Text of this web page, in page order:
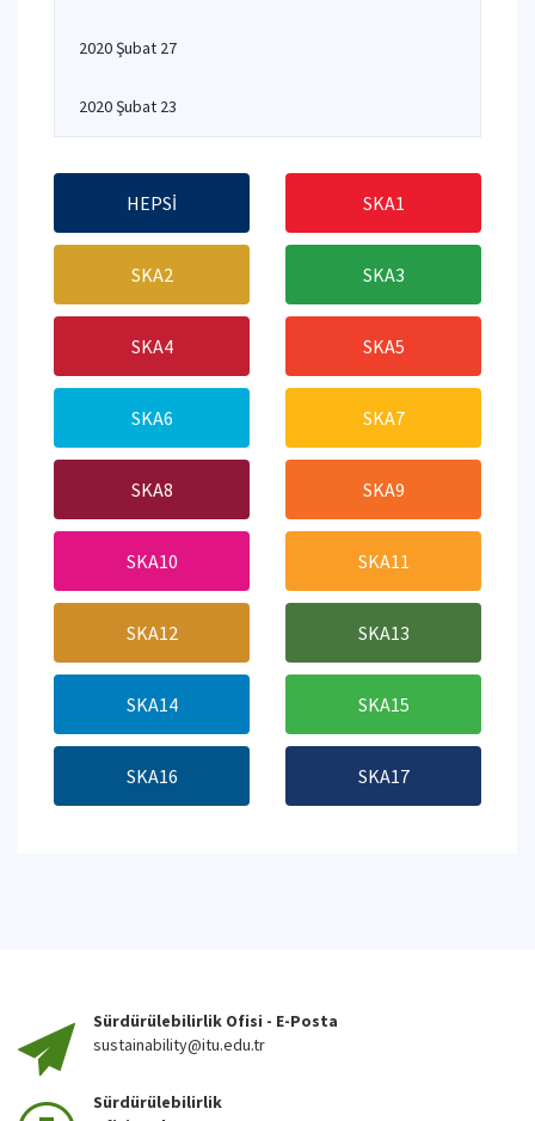
2020 Şubat 27
2020 Şubat 23
HEPSİ SKA1
SKA2 SKA3
SKA4 SKA5
SKA6 SKA7
SKA8 SKA9
SKA10 SKA11
SKA12 SKA13
SKA14 SKA15
SKA16 SKA17
Sürdürülebilirlik Ofisi - E-Posta
sustainability@itu.edu.tr
Sürdürülebilirlik